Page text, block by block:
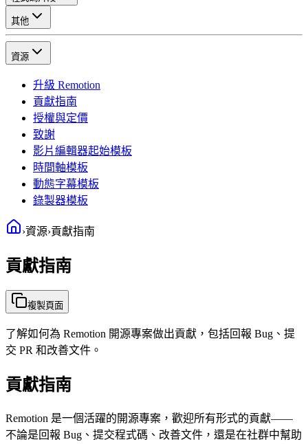
其他
資源
升級 Remotion
貢獻指南
授權與定價
致謝
影片編輯器起始模板
時間軸模板
動態字幕模板
錄製器模板
›資源›貢獻指南
貢獻指南
複製頁面
了解如何為 Remotion 開源專案做出貢獻，包括回報 Bug、提
交 PR 和改善文件。
貢獻指南
Remotion 是一個活躍的開源專案，歡迎所有形式的貢獻——
不論是回報 Bug、提交程式碼、改善文件，還是在社群中幫助